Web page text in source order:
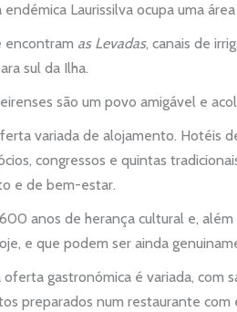
Laurissilva ocupa uma
encontram as Levadas, canais de
sul da Ilha.
são um povo amigável e
variada de alojamento. Hotéis
congressos e quintas
e de bem-estar.
anos de herança cultural e,
e que podem ser ainda
oferta gastronómica é variada, com
preparados num restaurante com